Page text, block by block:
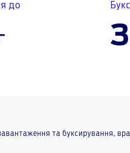
до
та буксирування,